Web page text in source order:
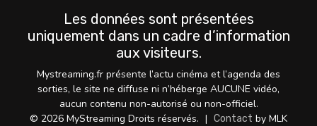
Les données sont présentées
uniquement dans un cadre d’information
aux visiteurs.
Mystreaming.fr présente l’actu cinéma et l’agenda des
sorties, le site ne diffuse ni n’héberge AUCUNE vidéo,
aucun contenu non-autorisé ou non-officiel.
© 2026 MyStreaming Droits réservés. | Contact by MLK